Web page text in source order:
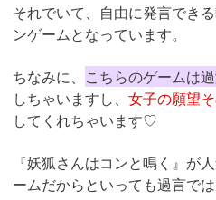
それでいて、自由に発言でき
ンゲームとなっています。
ちなみに、 こちらのゲームは
しちゃいますし、 女子の願望
してくれちゃいます♡
『妖狐さんはコンと鳴く』が
ームだからといっても過言では